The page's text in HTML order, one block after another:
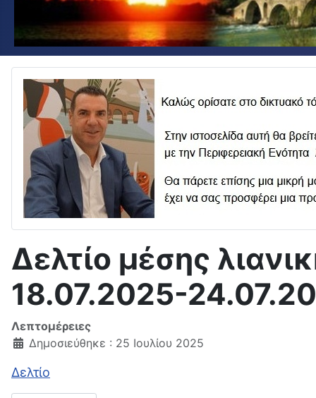
Δελτίο μέσης
18.07.2025-
Λεπτομέρειες
Δημοσιεύθηκε : 25 Ιουλίου 2025
Δελτίο